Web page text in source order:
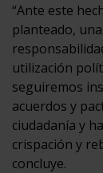
“Ante este
planteado,
utilización
seguiremos
acuerdos y
ciudadanía y
crispación y
concluye.